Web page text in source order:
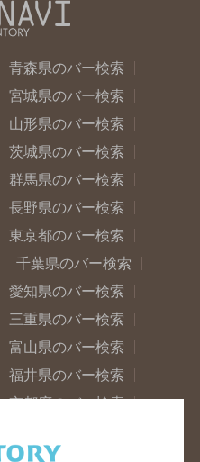
青森県のバー検索
宮城県のバー検索
山形県のバー検索
茨城県のバー検索
群馬県のバー検索
長野県のバー検索
東京都のバー検索
千葉県のバー検索
愛知県のバー検索
三重県のバー検索
富山県のバー検索
福井県のバー検索
京都府のバー検索
和歌山県のバー検索